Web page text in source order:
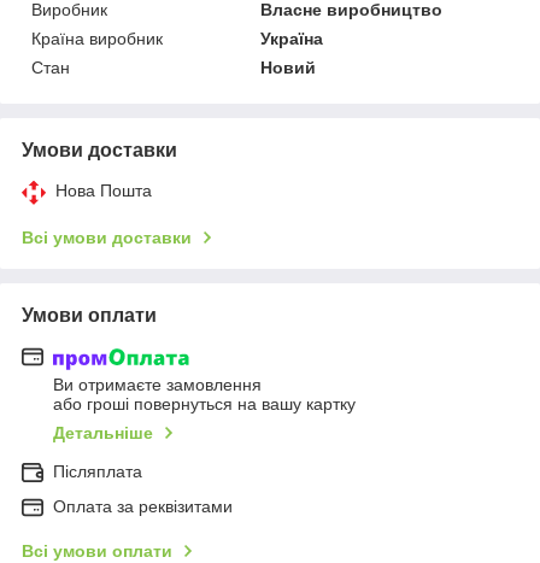
Виробник
Власне виробництво
Країна виробник
Україна
Стан
Новий
Умови доставки
Нова Пошта
Всі умови доставки
Умови оплати
Ви отримаєте замовлення
або гроші повернуться на вашу картку
Детальніше
Післяплата
Оплата за реквізитами
Всі умови оплати